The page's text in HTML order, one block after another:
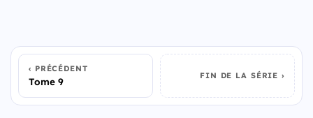
PRÉCÉDENT
Tome 9 FIN DE LA SÉRIE